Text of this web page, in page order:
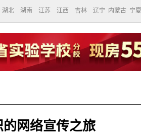
湖北 湖南 江苏 江西 吉林 辽宁 内蒙古 宁夏
网络宣传之旅